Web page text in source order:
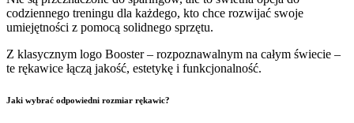
codziennego treningu dla każdego, kto chce rozwijać swoje
umiejętności z pomocą solidnego sprzętu.
Z klasycznym logo Booster – rozpoznawalnym na całym świecie –
te rękawice łączą jakość, estetykę i funkcjonalność.
Jaki wybrać odpowiedni rozmiar rękawic?